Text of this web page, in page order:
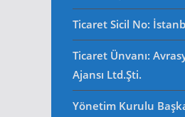
Ticaret Sicil No:
Ticaret Ünvanı:
Ajansı Ltd.Şti.
Yönetim Kurulu